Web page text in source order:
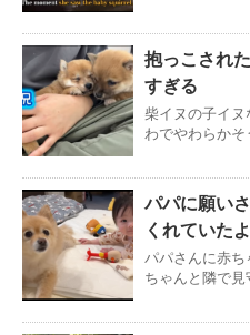
抱っこされ
すぎる
柴イヌの子イ
わでやわらかそ
パパに願い
くれていたよ
パパさんに赤ち
ちゃんと隣で